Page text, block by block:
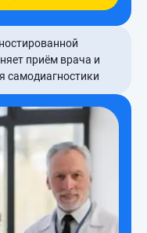
приём врача и
самодиагностики